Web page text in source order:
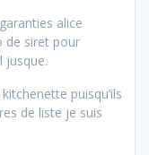
alice
de siret pour
jusque.
puisqu’ils
de liste je suis